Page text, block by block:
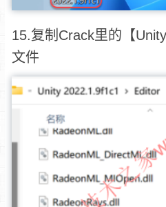
15.复制Crack里的【
文件